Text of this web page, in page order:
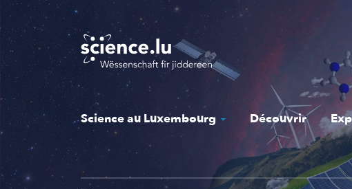
Skip
to
main
content
Science au Luxembourg Découvrir